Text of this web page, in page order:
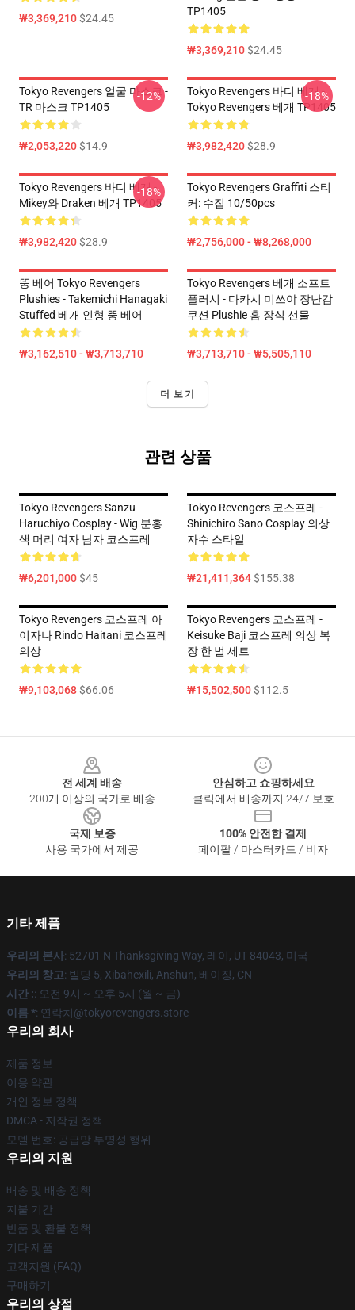
₩3,369,210$24.45
TP1405
₩3,369,210$24.45
Tokyo Revengers 얼굴 마스크 -
TR 마스크 TP1405
₩2,053,220$14.9
-12%
Tokyo Revengers 바디 베개 -
Tokyo Revengers 베개 TP1405
₩3,982,420$28.9
-18%
Tokyo Revengers 바디 베개 -
Mikey와 Draken 베개 TP1405
₩3,982,420$28.9
-18%
Tokyo Revengers Graffiti 스티
커: 수집 10/50pcs
₩2,756,000 - ₩8,268,000
뚱 베어 Tokyo Revengers
Plushies - Takemichi Hanagaki
Stuffed 베개 인형 뚱 베어
₩3,162,510 - ₩3,713,710
Tokyo Revengers 베개 소프트
플러시 - 다카시 미쓰야 장난감
쿠션 Plushie 홈 장식 선물
₩3,713,710 - ₩5,505,110
더 보기
관련 상품
Tokyo Revengers Sanzu
Haruchiyo Cosplay - Wig 분홍
색 머리 여자 남자 코스프레
₩6,201,000$45
Tokyo Revengers 코스프레 -
Shinichiro Sano Cosplay 의상
자수 스타일
₩21,411,364$155.38
Tokyo Revengers 코스프레 아
이자나 Rindo Haitani 코스프레
의상
₩9,103,068$66.06
Tokyo Revengers 코스프레 -
Keisuke Baji 코스프레 의상 복
장 한 벌 세트
₩15,502,500$112.5
전 세계 배송
200개 이상의 국가로 배송
안심하고 쇼핑하세요
클릭에서 배송까지 24/7 보호
국제 보증
사용 국가에서 제공
100% 안전한 결제
페이팔 / 마스터카드 / 비자
기타 제품
우리의 본사: 52701 N Thanksgiving Way, 레이, UT 84043, 미국
우리의 창고: 빌딩 5, Xibahexili, Anshun, 베이징, CN
시간 :: 오전 9시 ~ 오후 5시 (월 ~ 금)
이름 *: 연락처@tokyorevengers.store
우리의 회사
제품 정보
이용 약관
개인 정보 정책
DMCA - 저작권 정책
모델 번호: 공급망 투명성 행위
우리의 지원
배송 및 배송 정책
지불 기간
반품 및 환불 정책
기타 제품
고객지원 (FAQ)
구매하기
우리의 상점